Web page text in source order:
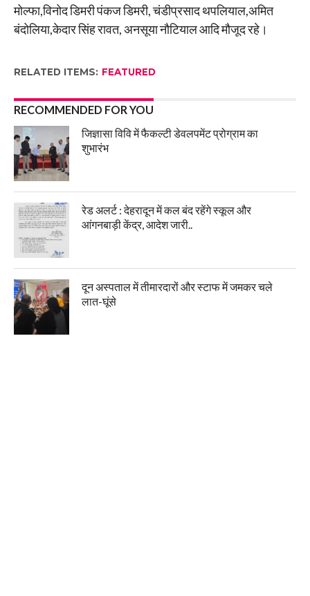
मोल्फा,विनोद डिमरी पंकज डिमरी, चंडीप्रसाद थपलियाल,अमित
बंदोलिया,केदार सिंह रावत, अनसूया नौटियाल आदि मौजूद रहे।
RELATED ITEMS: FEATURED
RECOMMENDED FOR YOU
जिज्ञासा विवि में फैकल्टी डेवलपमेंट प्रोग्राम का
शुभारंभ
रेड अलर्ट : देहरादून में कल बंद रहेंगे स्कूल और
आंगनबाड़ी केंद्र, आदेश जारी..
दून अस्पताल में तीमारदारों और स्टाफ में जमकर चले
लात-घूंसे